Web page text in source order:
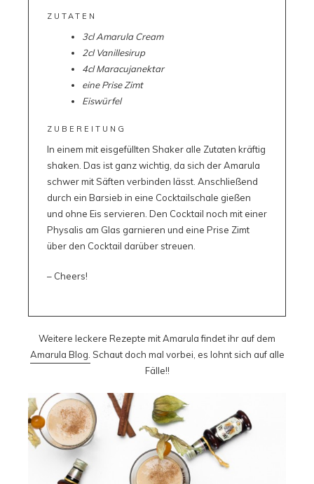
ZUTATEN
3cl Amarula Cream
2cl Vanillesirup
4cl Maracujanektar
eine Prise Zimt
Eiswürfel
ZUBEREITUNG
In einem mit eisgefüllten Shaker alle Zutaten kräftig
shaken. Das ist ganz wichtig, da sich der Amarula
schwer mit Säften verbinden lässt. Anschließend
durch ein Barsieb in eine Cocktailschale gießen
und ohne Eis servieren. Den Cocktail noch mit einer
Physalis am Glas garnieren und eine Prise Zimt
über den Cocktail darüber streuen.
– Cheers!
Weitere leckere Rezepte mit Amarula findet ihr auf dem
Amarula Blog. Schaut doch mal vorbei, es lohnt sich auf alle
Fälle!!